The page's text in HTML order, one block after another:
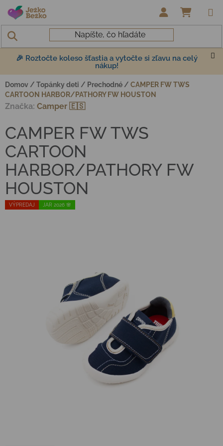
Prejsť na obsah
🎉 Roztočte koleso šťastia a vytočte si zľavu na celý
nákup!
Domov / Topánky deti / Prechodné / CAMPER FW TWS
CARTOON HARBOR/PATHORY FW HOUSTON
VÝPREDAJ JAR 2026 🌸
CAMPER FW TWS
CARTOON
HARBOR/PATHORY FW
HOUSTON
Značka: Camper 🇪🇸